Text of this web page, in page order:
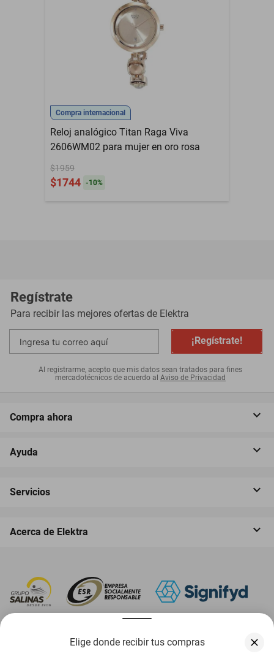
Elige donde recibir tus compras
Hombre
Compra internacional
Reloj analógico Titan Raga Viva
2606WM02 para mujer en oro rosa
$1959
$1744 -10%
Regístrate
Para recibir las mejores ofertas de Elektra
¡Regístrate!
Al registrarme, acepto que mis datos sean tratados para fines
mercadotécnicos de acuerdo al Aviso de Privacidad
Compra ahora
Ayuda
Servicios
Acerca de Elektra